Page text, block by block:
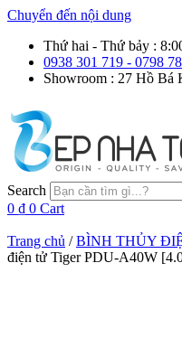
Chuyển đến nội dung
Thứ hai - Thứ bảy :
0938 301 719 - 0798
Showroom : 27 Hồ Bá
Search
0 ₫ 0 Cart
Trang chủ /BÌNH THỦY
điện tử Tiger PDU-A40W